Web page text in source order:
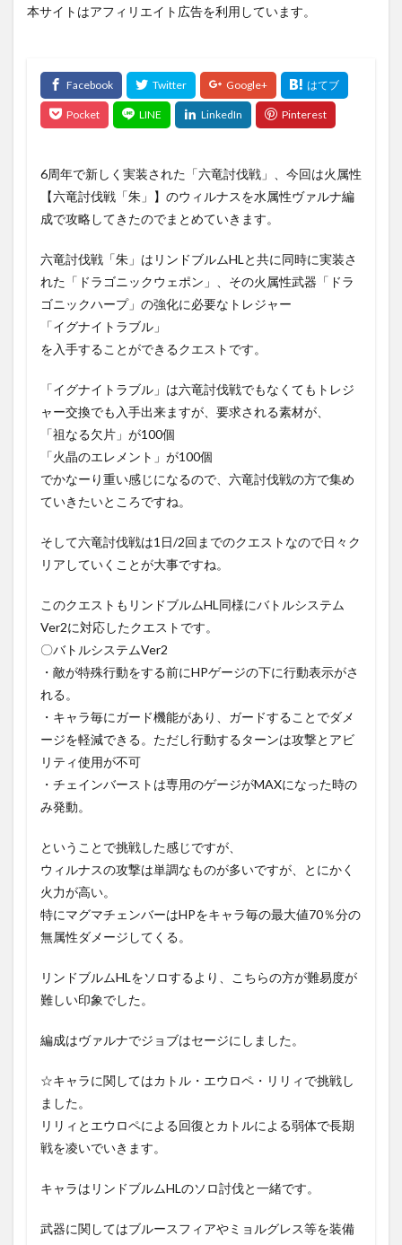
本サイトはアフィリエイト広告を利用しています。
6周年で新しく実装された「六竜討伐戦」、今回は火属性
【六竜討伐戦「朱」】のウィルナスを水属性ヴァルナ編
成で攻略してきたのでまとめていきます。
六竜討伐戦「朱」はリンドブルムHLと共に同時に実装さ
れた「ドラゴニックウェポン」、その火属性武器「ドラ
ゴニックハープ」の強化に必要なトレジャー
「イグナイトラブル」
を入手することができるクエストです。
「イグナイトラブル」は六竜討伐戦でもなくてもトレジ
ャー交換でも入手出来ますが、要求される素材が、
「祖なる欠片」が100個
「火晶のエレメント」が100個
でかなーり重い感じになるので、六竜討伐戦の方で集め
ていきたいところですね。
そして六竜討伐戦は1日/2回までのクエストなので日々ク
リアしていくことが大事ですね。
このクエストもリンドブルムHL同様にバトルシステム
Ver2に対応したクエストです。
〇バトルシステムVer2
・敵が特殊行動をする前にHPゲージの下に行動表示がさ
れる。
・キャラ毎にガード機能があり、ガードすることでダメ
ージを軽減できる。ただし行動するターンは攻撃とアビ
リティ使用が不可
・チェインバーストは専用のゲージがMAXになった時の
み発動。
ということで挑戦した感じですが、
ウィルナスの攻撃は単調なものが多いですが、とにかく
火力が高い。
特にマグマチェンバーはHPをキャラ毎の最大値70％分の
無属性ダメージしてくる。
リンドブルムHLをソロするより、こちらの方が難易度が
難しい印象でした。
編成はヴァルナでジョブはセージにしました。
☆キャラに関してはカトル・エウロペ・リリィで挑戦し
ました。
リリィとエウロペによる回復とカトルによる弱体で長期
戦を凌いでいきます。
キャラはリンドブルムHLのソロ討伐と一緒です。
武器に関してはブルースフィアやミョルグレス等を装備